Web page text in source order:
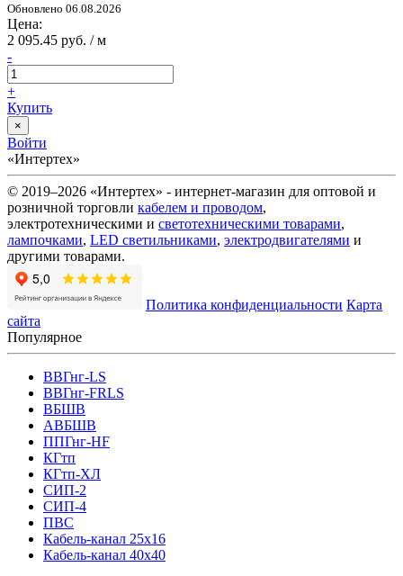
Обновлено 06.08.2026
Цена:
2 095.45 руб. / м
-
+
Купить
×
Войти
«Интертех»
© 2019–2026 «Интертех» - интернет-магазин для оптовой и
розничной торговли кабелем и проводом,
электротехническими и светотехническими товарами,
лампочками, LED светильниками, электродвигателями и
другими товарами.
Политика конфиденциальности Карта
сайта
Популярное
ВВГнг-LS
ВВГнг-FRLS
ВБШВ
АВБШВ
ППГнг-HF
КГтп
КГтп-ХЛ
СИП-2
СИП-4
ПВС
Кабель-канал 25х16
Кабель-канал 40х40